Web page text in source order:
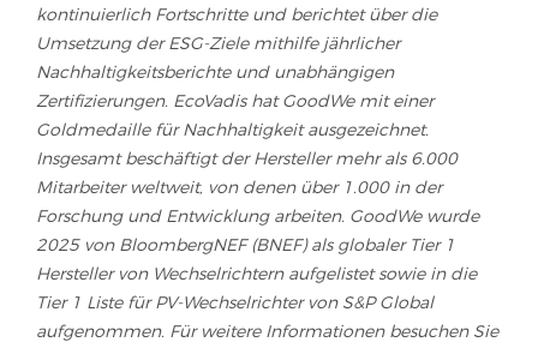
kontinuierlich Fortschritte und berichtet über die
Umsetzung der ESG-Ziele mithilfe jährlicher
Nachhaltigkeitsberichte und unabhängigen
Zertifizierungen. EcoVadis hat GoodWe mit einer
Goldmedaille für Nachhaltigkeit ausgezeichnet.
Insgesamt beschäftigt der Hersteller mehr als 6.000
Mitarbeiter weltweit, von denen über 1.000 in der
Forschung und Entwicklung arbeiten. GoodWe wurde
2025 von BloombergNEF (BNEF) als globaler Tier 1
Hersteller von Wechselrichtern aufgelistet sowie in die
Tier 1 Liste für PV-Wechselrichter von S&P Global
aufgenommen. Für weitere Informationen besuchen Sie